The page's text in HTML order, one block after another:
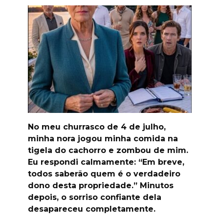
No meu churrasco de 4 de julho,
minha nora jogou minha comida na
tigela do cachorro e zombou de mim.
Eu respondi calmamente: “Em breve,
todos saberão quem é o verdadeiro
dono desta propriedade.” Minutos
depois, o sorriso confiante dela
desapareceu completamente.